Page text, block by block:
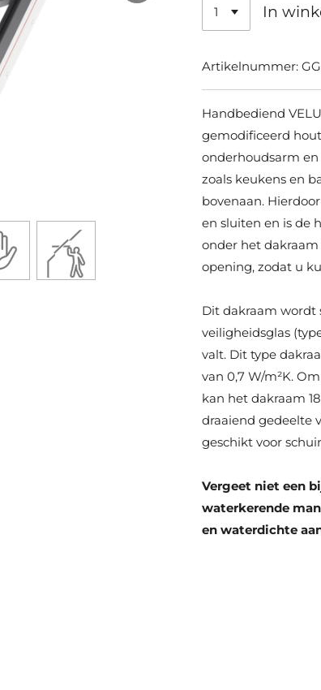
In
Artikelnummer:
Handbediend
gemodificeerd
onderhoudsarm
zoals keukens en
bovenaan.
en sluiten en is de
onder het
opening, zodat u
Dit dakraam wordt
veiligheidsglas
valt. Dit type
van 0,7 W/m²K.
kan het dakraam
draaiend gedeelte
geschikt voor
Vergeet niet een
waterkerende
en waterdichte